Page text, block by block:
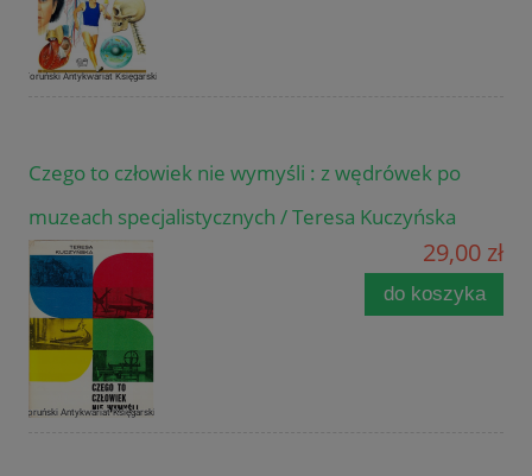
Czego to człowiek nie wymyśli : z wędrówek po
muzeach specjalistycznych / Teresa Kuczyńska
29,00 zł
do koszyka